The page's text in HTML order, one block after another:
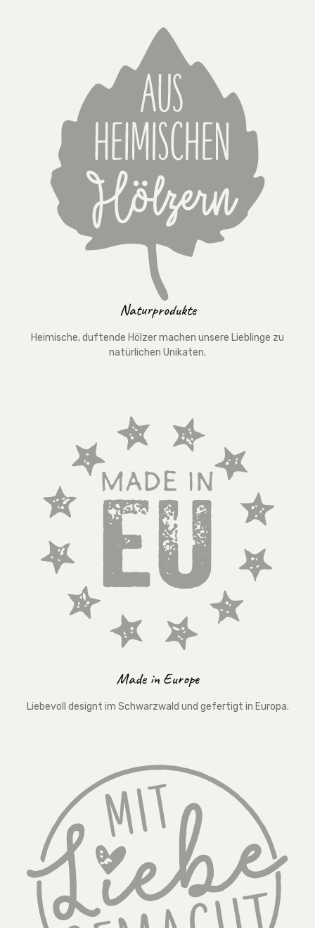
Naturprodukte
Heimische, duftende Hölzer machen unsere Lieblinge zu
natürlichen Unikaten.
Made in Europe
Liebevoll designt im Schwarzwald und gefertigt in Europa.